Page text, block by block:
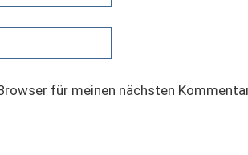
für meinen nächsten